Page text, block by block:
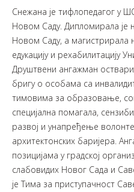
Снежана је тифлопедагог у
Новом Саду. Дипломирала је
Новом Саду, а магистрирала
едукацију и рехабилитацију
Друштвени ангажман
бригу о особама са
тимовима за образовање,
специјална помагала,
развој и унапређење
архитектонских баријера.
позицијама у градској
слабовидих Новог Сада и
је Тима за приступачност